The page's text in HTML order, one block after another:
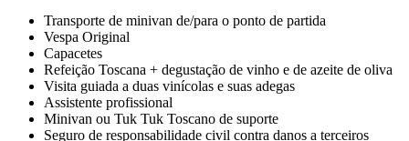
Transporte de minivan de/para o ponto de partida
Vespa Original
Capacetes
Refeição Toscana + degustação de vinho e de azeite de oliva
Visita guiada a duas vinícolas e suas adegas
Assistente profissional
Minivan ou Tuk Tuk Toscano de suporte
Seguro de responsabilidade civil contra danos a terceiros